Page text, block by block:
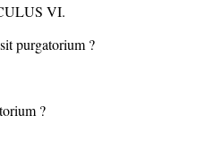
VI.
purgatorium ?
?